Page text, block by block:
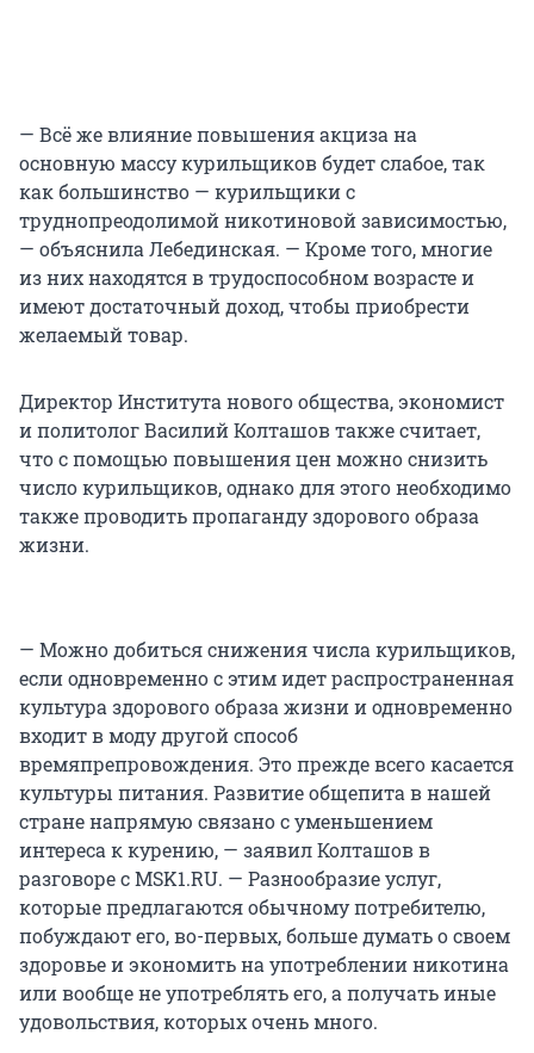
— Всё же влияние повышения акциза на
основную массу курильщиков будет слабое, так
как большинство — курильщики с
труднопреодолимой никотиновой зависимостью,
— объяснила Лебединская. — Кроме того, многие
из них находятся в трудоспособном возрасте и
имеют достаточный доход, чтобы приобрести
желаемый товар.
Директор Института нового общества, экономист
и политолог Василий Колташов также считает,
что с помощью повышения цен можно снизить
число курильщиков, однако для этого необходимо
также проводить пропаганду здорового образа
жизни.
— Можно добиться снижения числа курильщиков,
если одновременно с этим идет распространенная
культура здорового образа жизни и одновременно
входит в моду другой способ
времяпрепровождения. Это прежде всего касается
культуры питания. Развитие общепита в нашей
стране напрямую связано с уменьшением
интереса к курению, — заявил Колташов в
разговоре с MSK1.RU. — Разнообразие услуг,
которые предлагаются обычному потребителю,
побуждают его, во-первых, больше думать о своем
здоровье и экономить на употреблении никотина
или вообще не употреблять его, а получать иные
удовольствия, которых очень много.